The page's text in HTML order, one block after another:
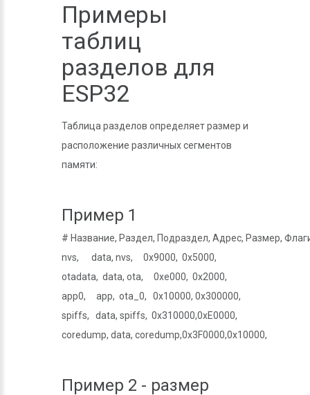
Примеры
таблиц
разделов для
ESP32
Таблица разделов определяет размер и
расположение различных сегментов
памяти:
Пример 1
# Название, Раздел, Подраздел, Адрес, Размер,
nvs,      data, nvs,     0x9000,  0x5000,
otadata,  data, ota,     0xe000,  0x2000,
app0,     app,  ota_0,   0x10000, 0x300000,
spiffs,   data, spiffs,  0x310000,0xE0000,
Пример 2 - размер